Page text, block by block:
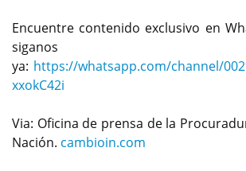
Encuentre contenido exclusivo en
siganos
ya: https://whatsapp.com/channel/
xxokC42i
Via: Oficina de prensa de la
Nación. cambioin.com